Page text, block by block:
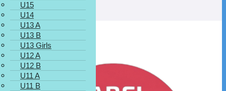
U15
U14
U13 A
U13 B
U13 Girls
U12 A
U12 B
U11 A
U11 B